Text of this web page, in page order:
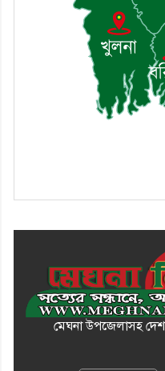
১০।
এবং
মেঘনা উপজেলাসহ